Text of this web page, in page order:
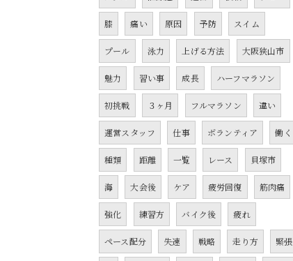
膝 痛い 原因 予防 スイム
プール 泳力 上げる方法 大阪狭山市
魅力 習い事 成長 ハーフマラソン
初挑戦 ３ヶ月 フルマラソン 違い
運営スタッフ 仕事 ボランティア 働く
種類 距離 一覧 レース 貝塚市
海 大会後 ケア 疲労回復 筋肉痛
強化 練習方 バイク後 疲れ
ペース配分 失速 戦略 走り方 緊張